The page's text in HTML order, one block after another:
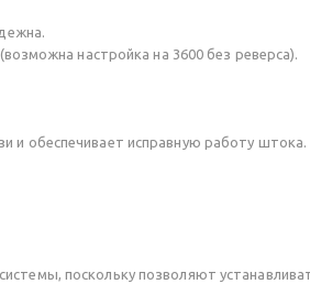
настройка на 3600 без реверса).
и обеспечивает исправную работу штока.
поскольку позволяют